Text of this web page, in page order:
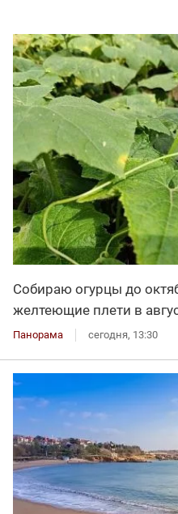
Собираю огурцы до
желтеющие плети в
Панорама сегодня, 13:30